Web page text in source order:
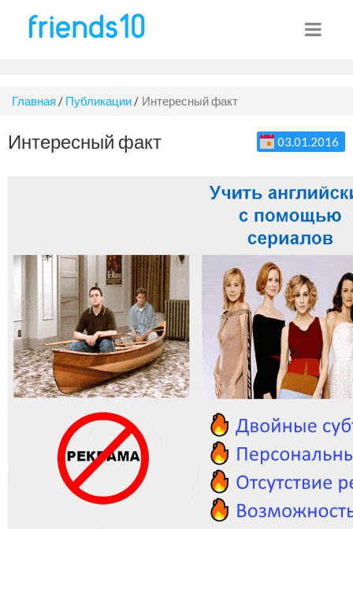
Главная / Публикации / Интересный факт
Интересный факт 03.01.2016